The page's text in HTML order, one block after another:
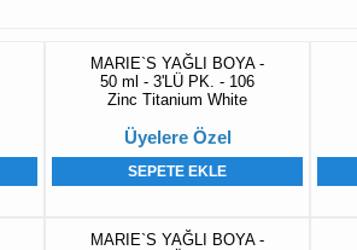
MARIE`S YAĞLI BOYA -
50 ml - 3'LÜ PK. - 106
Zinc Titanium White
Üyelere Özel
SEPETE EKLE
MARIE`S YAĞLI BOYA -